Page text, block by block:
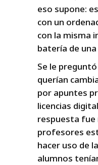
eso supone:
con un
con la misma
batería de
Se le
querían
por apuntes
licencias
respuesta fue
profesores
hacer uso de
alumnos